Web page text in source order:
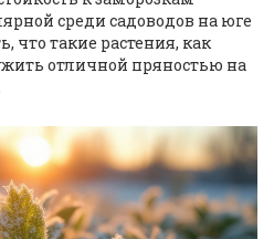
среди садоводов на юге
что такие растения, как
отличной пряностью на